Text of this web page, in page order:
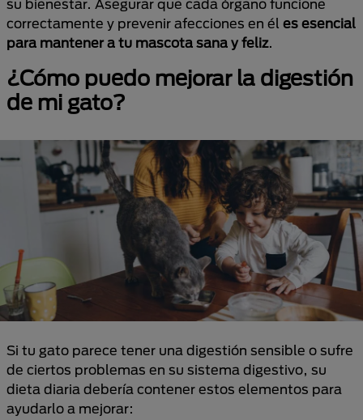
su bienestar. Asegurar que cada órgano funcione
correctamente y prevenir afecciones en él es esencial
para mantener a tu mascota sana y feliz.
¿Cómo puedo mejorar la digestión
de mi gato?
Si tu gato parece tener una digestión sensible o sufre
de ciertos problemas en su sistema digestivo, su
dieta diaria debería contener estos elementos para
ayudarlo a mejorar: